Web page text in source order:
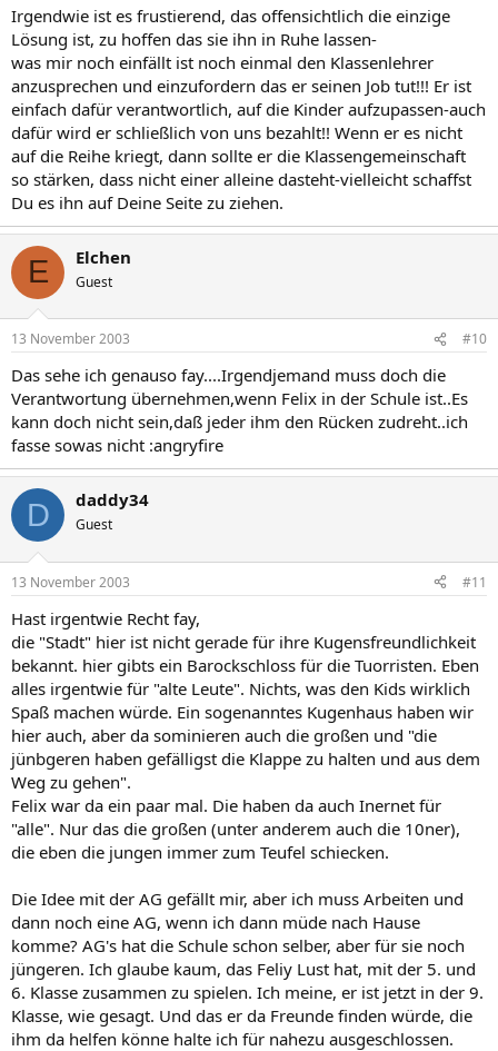
Irgendwie ist es frustierend, das offensichtlich die einzige
Lösung ist, zu hoffen das sie ihn in Ruhe lassen-
was mir noch einfällt ist noch einmal den Klassenlehrer
anzusprechen und einzufordern das er seinen Job tut!!! Er ist
einfach dafür verantwortlich, auf die Kinder aufzupassen-auch
dafür wird er schließlich von uns bezahlt!! Wenn er es nicht
auf die Reihe kriegt, dann sollte er die Klassengemeinschaft
so stärken, dass nicht einer alleine dasteht-vielleicht schaffst
Du es ihn auf Deine Seite zu ziehen.
E Elchen
Guest
13 November 2003 #10
Das sehe ich genauso fay....Irgendjemand muss doch die
Verantwortung übernehmen,wenn Felix in der Schule ist..Es
kann doch nicht sein,daß jeder ihm den Rücken zudreht..ich
fasse sowas nicht :angryfire
D daddy34
Guest
13 November 2003 #11
Hast irgentwie Recht fay,
die "Stadt" hier ist nicht gerade für ihre Kugensfreundlichkeit
bekannt. hier gibts ein Barockschloss für die Tuorristen. Eben
alles irgentwie für "alte Leute". Nichts, was den Kids wirklich
Spaß machen würde. Ein sogenanntes Kugenhaus haben wir
hier auch, aber da sominieren auch die großen und "die
jünbgeren haben gefälligst die Klappe zu halten und aus dem
Weg zu gehen".
Felix war da ein paar mal. Die haben da auch Inernet für
"alle". Nur das die großen (unter anderem auch die 10ner),
die eben die jungen immer zum Teufel schiecken.
Die Idee mit der AG gefällt mir, aber ich muss Arbeiten und
dann noch eine AG, wenn ich dann müde nach Hause
komme? AG's hat die Schule schon selber, aber für sie noch
jüngeren. Ich glaube kaum, das Feliy Lust hat, mit der 5. und
6. Klasse zusammen zu spielen. Ich meine, er ist jetzt in der 9.
Klasse, wie gesagt. Und das er da Freunde finden würde, die
ihm da helfen könne halte ich für nahezu ausgeschlossen.